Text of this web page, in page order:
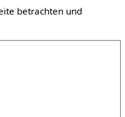
betrachten und